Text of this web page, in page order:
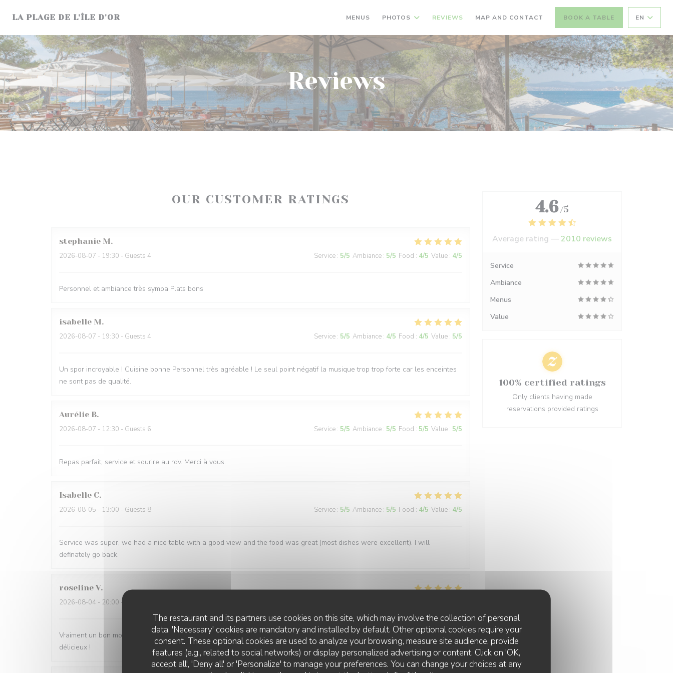
The restaurant and its partners use cookies on this site, which may involve the collection of personal
data. 'Necessary' cookies are mandatory and installed by default. Other optional cookies require your
consent. These optional cookies are used to analyze your browsing, measure site audience, provide
features (e.g., related to social networks) or display personalized advertising or content. Click on 'OK,
accept all', 'Deny all' or 'Personalize' to manage your preferences. You can change your choices at any
LA PLAGE DE L'ÎLE D'OR MENUS PHOTOS REVIEWS MAP AND CONTACT BOOK A TABLE EN
Reviews
OUR CUSTOMER RATINGS
stephanie M
2026-08-07 - 19:30 - Guests 4 Service : 5/5 Ambiance : 5/5 Food : 4/5 Value : 4/5
Personnel et ambiance très sympa Plats bons
isabelle M
2026-08-07 - 19:30 - Guests 4 Service : 5/5 Ambiance : 4/5 Food : 4/5 Value : 5/5
Un spor incroyable ! Cuisine bonne Personnel très agréable ! Le seul point négatif la musique trop trop forte car les enceintes
ne sont pas de qualité.
Aurélie B
2026-08-07 - 12:30 - Guests 6 Service : 5/5 Ambiance : 5/5 Food : 5/5 Value : 5/5
Repas parfait, service et sourire au rdv. Merci à vous.
Isabelle C
2026-08-05 - 13:00 - Guests 8 Service : 5/5 Ambiance : 5/5 Food : 4/5 Value : 4/5
Service was super, we had a nice table with a good view and the food was great (most dishes were excellent). I will
definately go back.
roseline V
2026-08-04 - 20:00 - Guests 2
Vraiment un bon moment… le site est exceptionnel. Le personnel fort sympathique et les plats proposés variés . Le mien était
délicieux !
4.6 /5
Average rating — 2010 reviews
Service
Ambiance
Menus
Value
100% certified ratings
Only clients having made
reservations provided ratings
LA PLAGE DE L'ÎLE D'OR